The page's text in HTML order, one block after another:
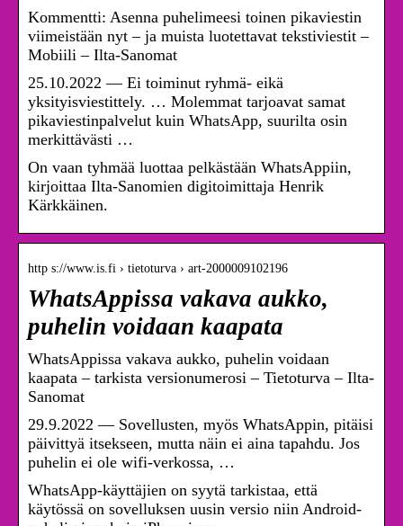
Kommentti: Asenna puhelimeesi toinen pikaviestin
viimeistään nyt – ja muista luotettavat tekstiviestit –
Mobiili – Ilta-Sanomat
25.10.2022 — Ei toiminut ryhmä- eikä
yksityisviestittely. … Molemmat tarjoavat samat
pikaviestinpalvelut kuin WhatsApp, suurilta osin
merkittävästi …
On vaan tyhmää luottaa pelkästään WhatsAppiin,
kirjoittaa Ilta-Sanomien digitoimittaja Henrik
Kärkkäinen.
http s://www.is.fi › tietoturva › art-2000009102196
WhatsAppissa vakava aukko,
puhelin voidaan kaapata
WhatsAppissa vakava aukko, puhelin voidaan
kaapata – tarkista versionumerosi – Tietoturva – Ilta-
Sanomat
29.9.2022 — Sovellusten, myös WhatsAppin, pitäisi
päivittyä itsekseen, mutta näin ei aina tapahdu. Jos
puhelin ei ole wifi-verkossa, …
WhatsApp-käyttäjien on syytä tarkistaa, että
käytössä on sovelluksen uusin versio niin Android-